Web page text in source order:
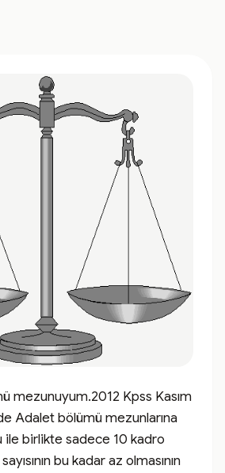
mezunuyum.2012 Kpss Kasım
Adalet bölümü mezunlarına
ile birlikte sadece 10 kadro
bu kadar az olmasının